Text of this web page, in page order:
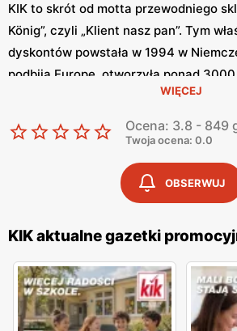
KIK to skrót od motta przewodniego
König”, czyli „Klient nasz pan”. Tym
dyskontów powstała w 1994 w
podbija Europę, otworzyła ponad
tym ok. 200 w samej Polsce. Firma ta
poprzestaje na tym, ma w planach
Zaskarbia sobie zainteresowanie
dobrej jakości produkty w naprawdę
dość, że ceny są niskie, to sieć
wybranych produktów. KIK gazetka
gdzie można regularnie śledzić
to robić nie tylko stacjonarnie
papierową gazetkę, ale również
KIKw internecie.
WIĘCEJ
Ocena: 3.8 - 849
Twoja ocena: 0.0
OBSERWUJ
KIK aktualne gazetki